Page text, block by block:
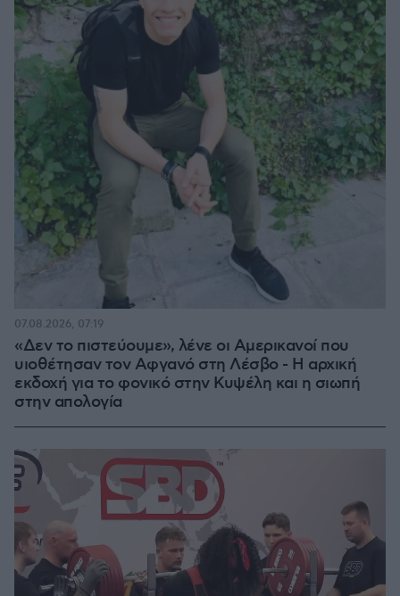
«Δεν το πιστεύουμε», λένε οι Αμερικανοί που
υιοθέτησαν τον Αφγανό στη Λέσβο - Η αρχική
εκδοχή για το φονικό στην Κυψέλη και η σιωπή
στην απολογία
07.08.2026, 07:19